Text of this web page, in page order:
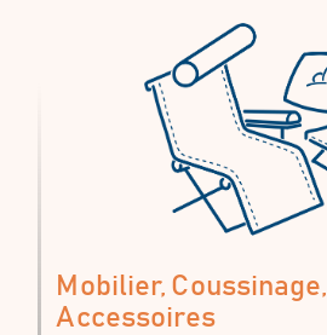
Mobilier, Coussinage,
Accessoires